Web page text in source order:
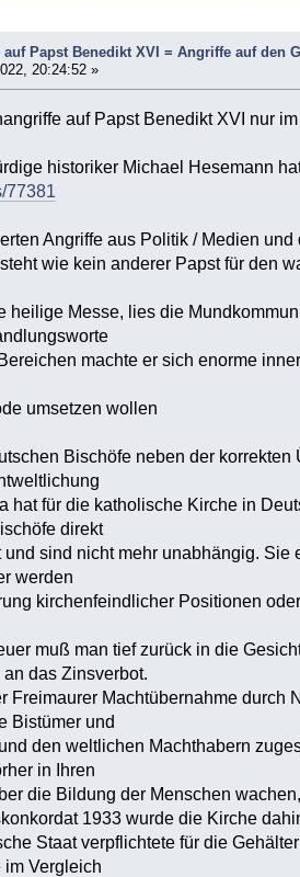
Papst Benedikt XVI = Angriffe auf den
20:24:52 »
auf Papst Benedikt XVI nur
historiker Michael Hesemann
77381
Angriffe aus Politik / Medien
wie kein anderer Papst für den
heilige Messe, lies die
machte er sich enorme
umsetzen wollen
Bischöfe neben der
hat für die katholische Kirche in
direkt
sind nicht mehr unabhängig. Sie
werden
kirchenfeindlicher Positionen
muß man tief zurück in die
das Zinsverbot.
Machtübernahme durch
Bistümer und
den weltlichen Machthabern
in Ihren
die Bildung der Menschen
1933 wurde die Kirche
Staat verpflichtete für die
im Vergleich